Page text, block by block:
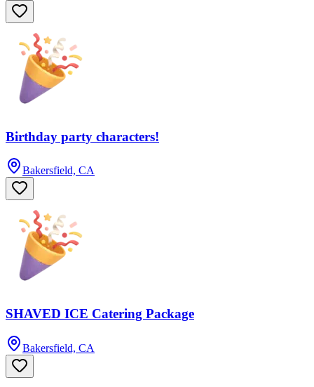
Birthday party characters!
Bakersfield, CA
SHAVED ICE Catering Package
Bakersfield, CA